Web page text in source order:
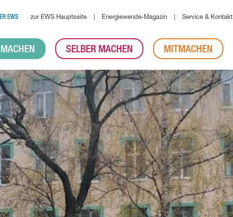
EWS zur EWS Hauptseite Energiewende-Magazin Service & Kontakt
SELBER MACHEN MITMACHEN